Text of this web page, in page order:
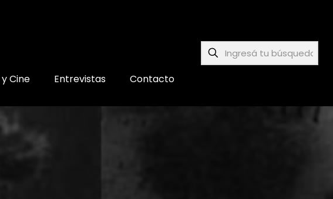
Cine Entrevistas Contacto